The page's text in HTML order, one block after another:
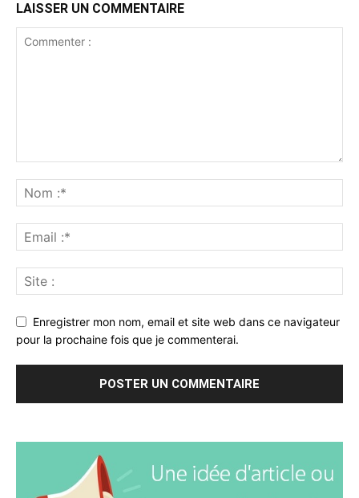
LAISSER UN COMMENTAIRE
Enregistrer mon nom, email et site web dans ce navigateur
pour la prochaine fois que je commenterai.